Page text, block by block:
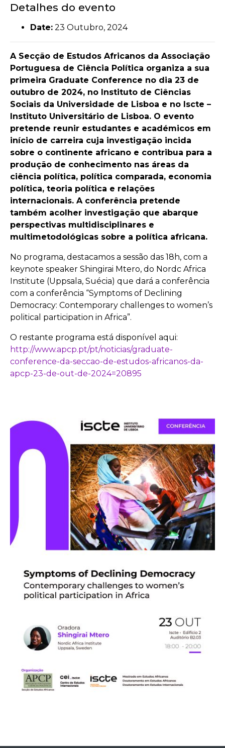
Detalhes do evento
Date: 23 Outubro, 2024
A Secção de Estudos Africanos da Associação
Portuguesa de Ciência Política organiza a sua
primeira Graduate Conference no dia 23 de
outubro de 2024, no Instituto de Ciências
Sociais da Universidade de Lisboa e no Iscte –
Instituto Universitário de Lisboa. O evento
pretende reunir estudantes e académicos em
início de carreira cuja investigação incida
sobre o continente africano e contribua para a
produção de conhecimento nas áreas da
ciência política, política comparada, economia
política, teoria política e relações
internacionais. A conferência pretende
também acolher investigação que abarque
perspectivas multidisciplinares e
multimetodológicas sobre a política africana.
No programa, destacamos a sessão das 18h, com a
keynote speaker Shingirai Mtero, do Nordc Africa
Institute (Uppsala, Suécia) que dará a conferência
com a conferência “Symptoms of Declining
Democracy: Contemporary challenges to women’s
political participation in Africa”.
O restante programa está disponível aqui:
http://www.apcp.pt/pt/noticias/graduate-
conference-da-seccao-de-estudos-africanos-da-
apcp-23-de-out-de-2024=20895